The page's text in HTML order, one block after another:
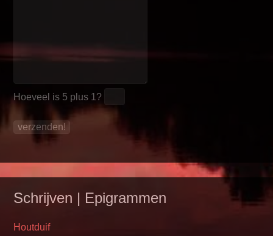
Hoeveel is 5 plus 1 ?
Schrijven | Epigrammen
Houtduif